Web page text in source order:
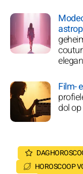
Film-
dol
HOROSCOOP